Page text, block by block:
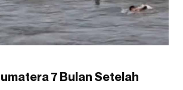
7 Bulan Setelah